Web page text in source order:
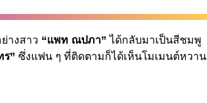
างสาว “แพท ณปภา” ได้กลับมาเป็นสีชมพู
” ซึ่งแฟน ๆ ที่ติดตามก็ได้เห็นโมเมนต์หวาน